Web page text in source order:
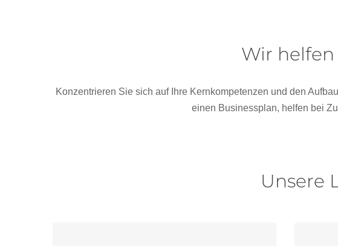
Wir
Konzentrieren Sie sich auf Ihre Kernkompetenzen und den
einen Businessplan, helfen bei
Unsere